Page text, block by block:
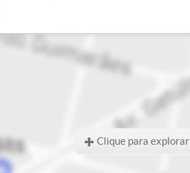
Clique para explorar